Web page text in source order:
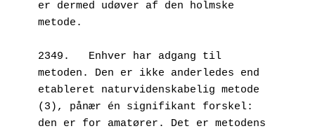
er dermed udøver af den holmske
metode.
2349.   Enhver har adgang til
metoden. Den er ikke anderledes end
etableret naturvidenskabelig metode
(3), pånær én signifikant forskel:
den er for amatører. Det er metodens